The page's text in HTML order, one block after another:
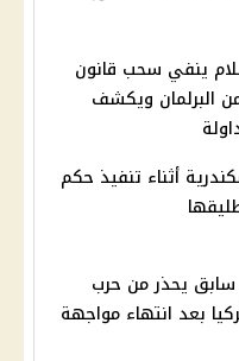
ينفي سحب قانون
البرلمان ويكشف
أثناء تنفيذ حكم
يحذر من حرب
بعد انتهاء مواجهة